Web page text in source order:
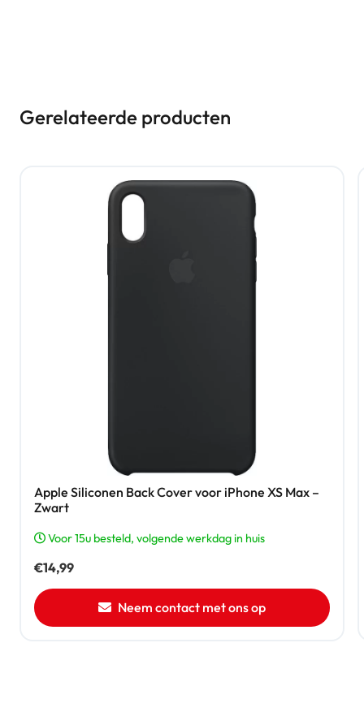
Gerelateerde producten
Apple Siliconen Back Cover voor iPhone XS Max –
Zwart
Voor 15u besteld, volgende werkdag in huis
€14,99
Neem contact met ons op